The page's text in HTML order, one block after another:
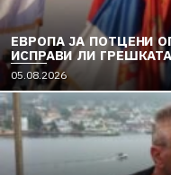
ЕВРОПА ЈА ПОТЦЕНИ
ИСПРАВИ ЛИ
05.08.2026